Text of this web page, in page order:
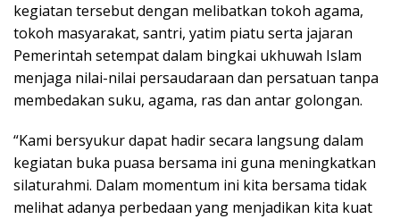
kegiatan tersebut dengan melibatkan tokoh agama,
tokoh masyarakat, santri, yatim piatu serta jajaran
Pemerintah setempat dalam bingkai ukhuwah Islam
menjaga nilai-nilai persaudaraan dan persatuan tanpa
membedakan suku, agama, ras dan antar golongan.
“Kami bersyukur dapat hadir secara langsung dalam
kegiatan buka puasa bersama ini guna meningkatkan
silaturahmi. Dalam momentum ini kita bersama tidak
melihat adanya perbedaan yang menjadikan kita kuat